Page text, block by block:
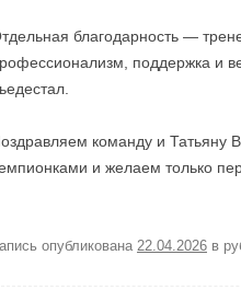
благодарность —
поддержка и
команду и Татьяну
и желаем только
опубликована 22.04.2026 в